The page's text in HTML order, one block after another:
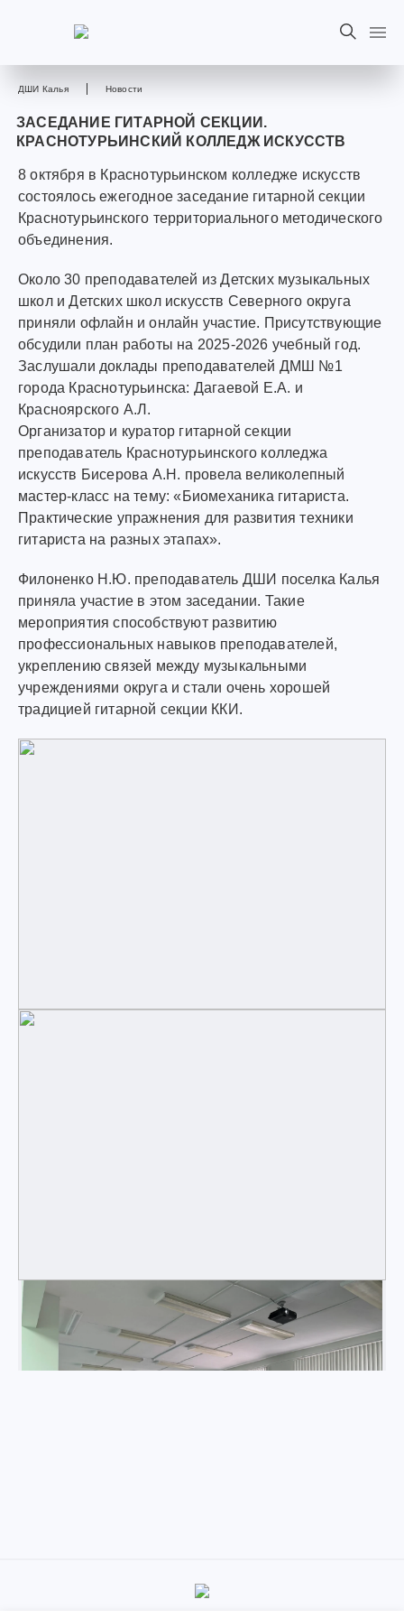
ДШИ Калья Новости
ЗАСЕДАНИЕ ГИТАРНОЙ СЕКЦИИ.
КРАСНОТУРЬИНСКИЙ КОЛЛЕДЖ ИСКУССТВ
8 октября в Краснотурьинском колледже искусств
состоялось ежегодное заседание гитарной секции
Краснотурьинского территориального методического
объединения.
Около 30 преподавателей из Детских музыкальных
школ и Детских школ искусств Северного округа
приняли офлайн и онлайн участие. Присутствующие
обсудили план работы на 2025-2026 учебный год.
Заслушали доклады преподавателей ДМШ №1
города Краснотурьинска: Дагаевой Е.А. и
Красноярского А.Л.
Организатор и куратор гитарной секции
преподаватель Краснотурьинского колледжа
искусств Бисерова А.Н. провела великолепный
мастер-класс на тему: «Биомеханика гитариста.
Практические упражнения для развития техники
гитариста на разных этапах».
Филоненко Н.Ю. преподаватель ДШИ поселка Калья
приняла участие в этом заседании. Такие
мероприятия способствуют развитию
профессиональных навыков преподавателей,
укреплению связей между музыкальными
учреждениями округа и стали очень хорошей
традицией гитарной секции ККИ.